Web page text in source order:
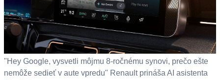
"Hey Google, vysvetli môjmu 8-ročnému synovi, prečo ešte
nemôže sedieť v aute vpredu" Renault prináša AI asistenta